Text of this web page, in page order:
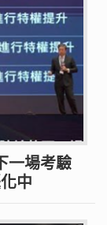
一場考驗
中